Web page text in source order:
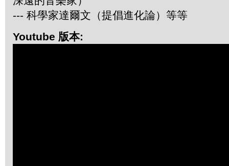
--- 科學家達爾文（提倡進化論）等等
Youtube 版本: